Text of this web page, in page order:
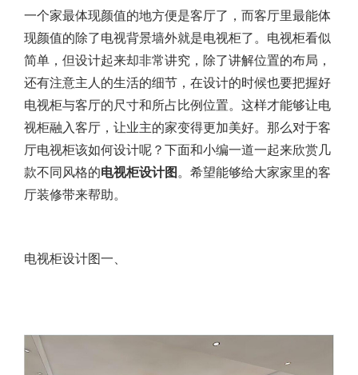
一个家最体现颜值的地方便是客厅了，而客厅里最能体
现颜值的除了电视背景墙外就是电视柜了。 电视柜看似
简单，但设计起来却非常讲究，除了讲解位置的布局，
还有注意主人的生活的细节，在设计的时候也要把握好
电视柜与客厅的尺寸和所占比例位置。这样才能够让电
视柜融入客厅，让业主的家变得更加美好。那么对于客
厅电视柜该如何设计呢？下面和小编一道一起来欣赏几
款不同风格的电视柜设计图 。希望能够给大家家里的客
厅装修带来帮助。
电视柜设计图一、